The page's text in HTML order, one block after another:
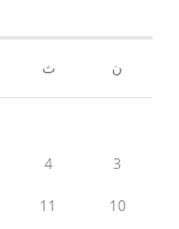
ن ث
3
4
10
11